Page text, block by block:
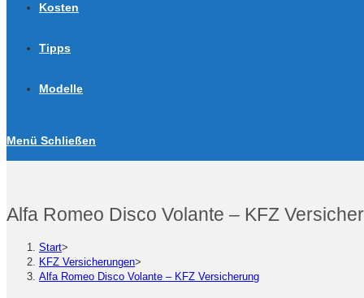
Kosten
Tipps
Modelle
Menü Schließen
Alfa Romeo Disco Volante – KFZ
Start>
KFZ Versicherungen>
Alfa Romeo Disco Volante – KFZ Versicherung